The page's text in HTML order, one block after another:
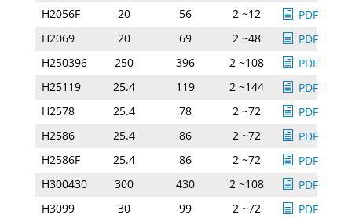
H2056F
20 56 2 ~12
PDF
H2069
20 69 2 ~48
PDF
H250396
250 396 2 ~108
PDF
H25119
25.4 119 2 ~144
PDF
H2578
25.4 78 2 ~72
PDF
H2586
25.4 86 2 ~72
PDF
H2586F
25.4 86 2 ~72
PDF
H300430
300 430 2 ~108
PDF
H3099
30 99 2 ~72
PDF